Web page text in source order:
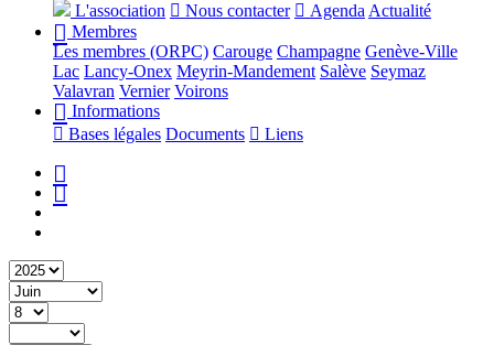
L'association
Nous contacter Agenda Actualité
Membres
Les membres (ORPC) Carouge Champagne Genève-Ville
Lac Lancy-Onex Meyrin-Mandement Salève Seymaz
Valavran Vernier Voirons
Informations
Bases légales Documents Liens